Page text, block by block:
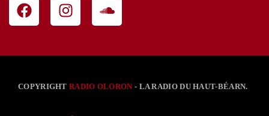
COPYRIGHTRADIO OLORON - LA RADIO DU HAUT-BÉARN.